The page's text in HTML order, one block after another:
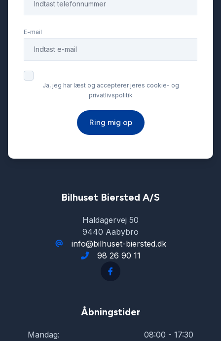
Fjernbetjent centrallås
Fuld LED forlygter
Højdejusterbare forsæder
Kørecomputer
Musikstreaming via bluetooth
Parkeringssensor bagved
E-mail
Ja, jeg har læst og accepterer jeres cookie- og
privatlivspolitik
Ring mig op
Bilhuset Biersted A/S
Haldagervej 50
9440 Aabybro
info@bilhuset-biersted.dk
98 26 90 11
Åbningstider
Mandag:
08:00 - 17:30